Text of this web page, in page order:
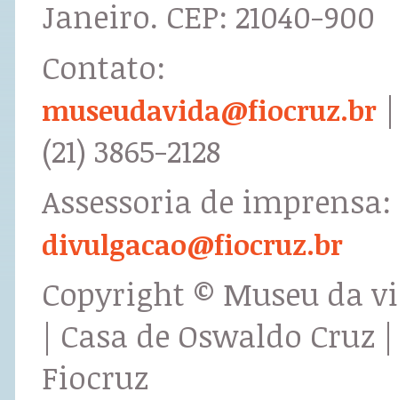
Janeiro. CEP: 21040-900
Contato:
museudavida@fiocruz.br |
(21) 3865-2128
Assessoria de imprensa:
divulgacao@fiocruz.br
Copyright © Museu da
| Casa de Oswaldo Cruz |
Fiocruz